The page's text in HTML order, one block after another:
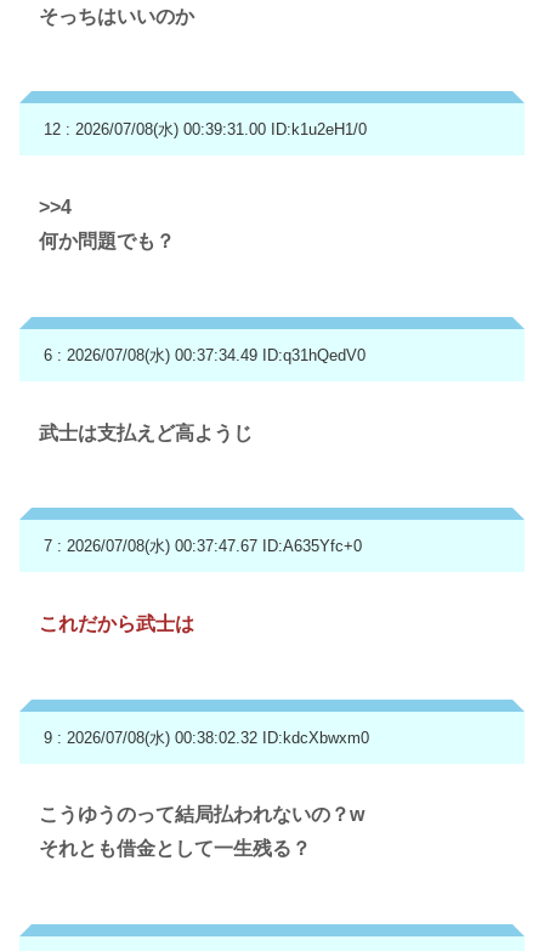
そっちはいいのか
12 : 2026/07/08(水) 00:39:31.00 ID:k1u2eH1/0
>>4
何か問題でも？
6 : 2026/07/08(水) 00:37:34.49 ID:q31hQedV0
武士は支払えど高ようじ
7 : 2026/07/08(水) 00:37:47.67 ID:A635Yfc+0
これだから武士は
9 : 2026/07/08(水) 00:38:02.32 ID:kdcXbwxm0
こうゆうのって結局払われないの？w
それとも借金として一生残る？